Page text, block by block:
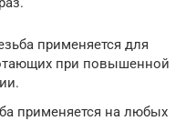
применяется для
при повышенной
применяется на любых